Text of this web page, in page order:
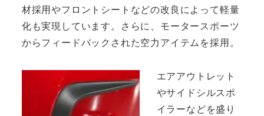
材採用やフロントシートなどの改良によって軽量
化も実現しています。さらに、モータースポーツ
からフィードバックされた空力アイテムを採用。
エアアウトレット
やサイドシルスポ
イラーなどを盛り